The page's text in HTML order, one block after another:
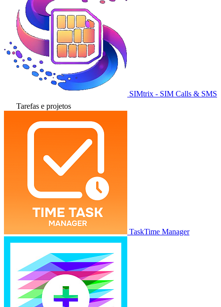
SIMtrix - SIM Calls & SMS
Tarefas e projetos
TaskTime Manager